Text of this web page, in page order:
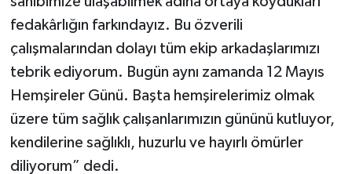
fedakârlığın farkındayız. Bu özverili
çalışmalarından dolayı tüm ekip arkadaşlarımızı
tebrik ediyorum. Bugün aynı zamanda 12 Mayıs
Hemşireler Günü. Başta hemşirelerimiz olmak
üzere tüm sağlık çalışanlarımızın gününü kutluyor,
kendilerine sağlıklı, huzurlu ve hayırlı ömürler
diliyorum” dedi.